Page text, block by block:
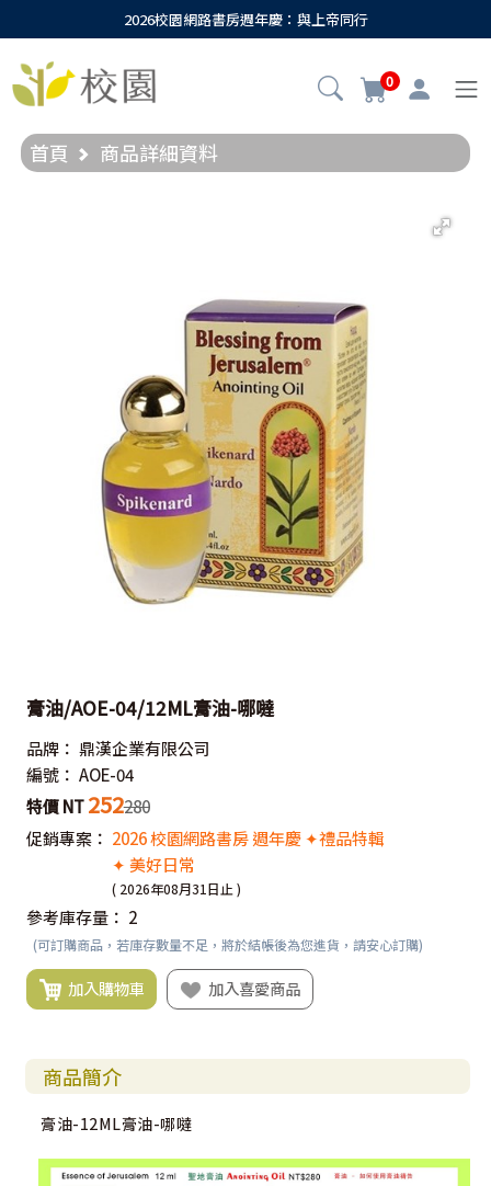
2026校園網路書房週年慶：與上帝同行
0
首頁 商品詳細資料
膏油/AOE-04/12ML膏油-哪噠
品牌： 鼎漢企業有限公司
編號： AOE-04
特價 NT 252280
促銷專案： 2026 校園網路書房 週年慶 ✦禮品特輯
✦ 美好日常
( 2026年08月31日止 )
參考庫存量： 2
(可訂購商品，若庫存數量不足，將於結帳後為您進貨，請安心訂購)
加入購物車 加入喜愛商品
商品簡介
膏油-12ML膏油-哪噠